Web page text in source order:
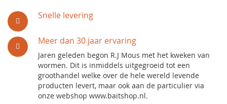
Snelle levering
Meer dan 30 jaar ervaring
Jaren geleden begon R.J Mous met het kweken van
wormen. Dit is inmiddels uitgegroeid tot een
groothandel welke over de hele wereld levende
producten levert, maar ook aan de particulier via
onze webshop www.baitshop.nl.